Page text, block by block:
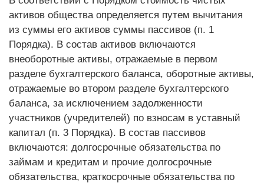
активов общества определяется путем вычитания
из суммы его активов суммы пассивов (п. 1
Порядка). В состав активов включаются
внеоборотные активы, отражаемые в первом
разделе бухгалтерского баланса, оборотные активы,
отражаемые во втором разделе бухгалтерского
баланса, за исключением задолженности
участников (учредителей) по взносам в уставный
капитал (п. 3 Порядка). В состав пассивов
включаются: долгосрочные обязательства по
займам и кредитам и прочие долгосрочные
обязательства, краткосрочные обязательства по